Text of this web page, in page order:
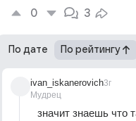
0 3
По дате По рейтингу
ivan_iskanerovich
Мудрец
3г
значит знаешь что